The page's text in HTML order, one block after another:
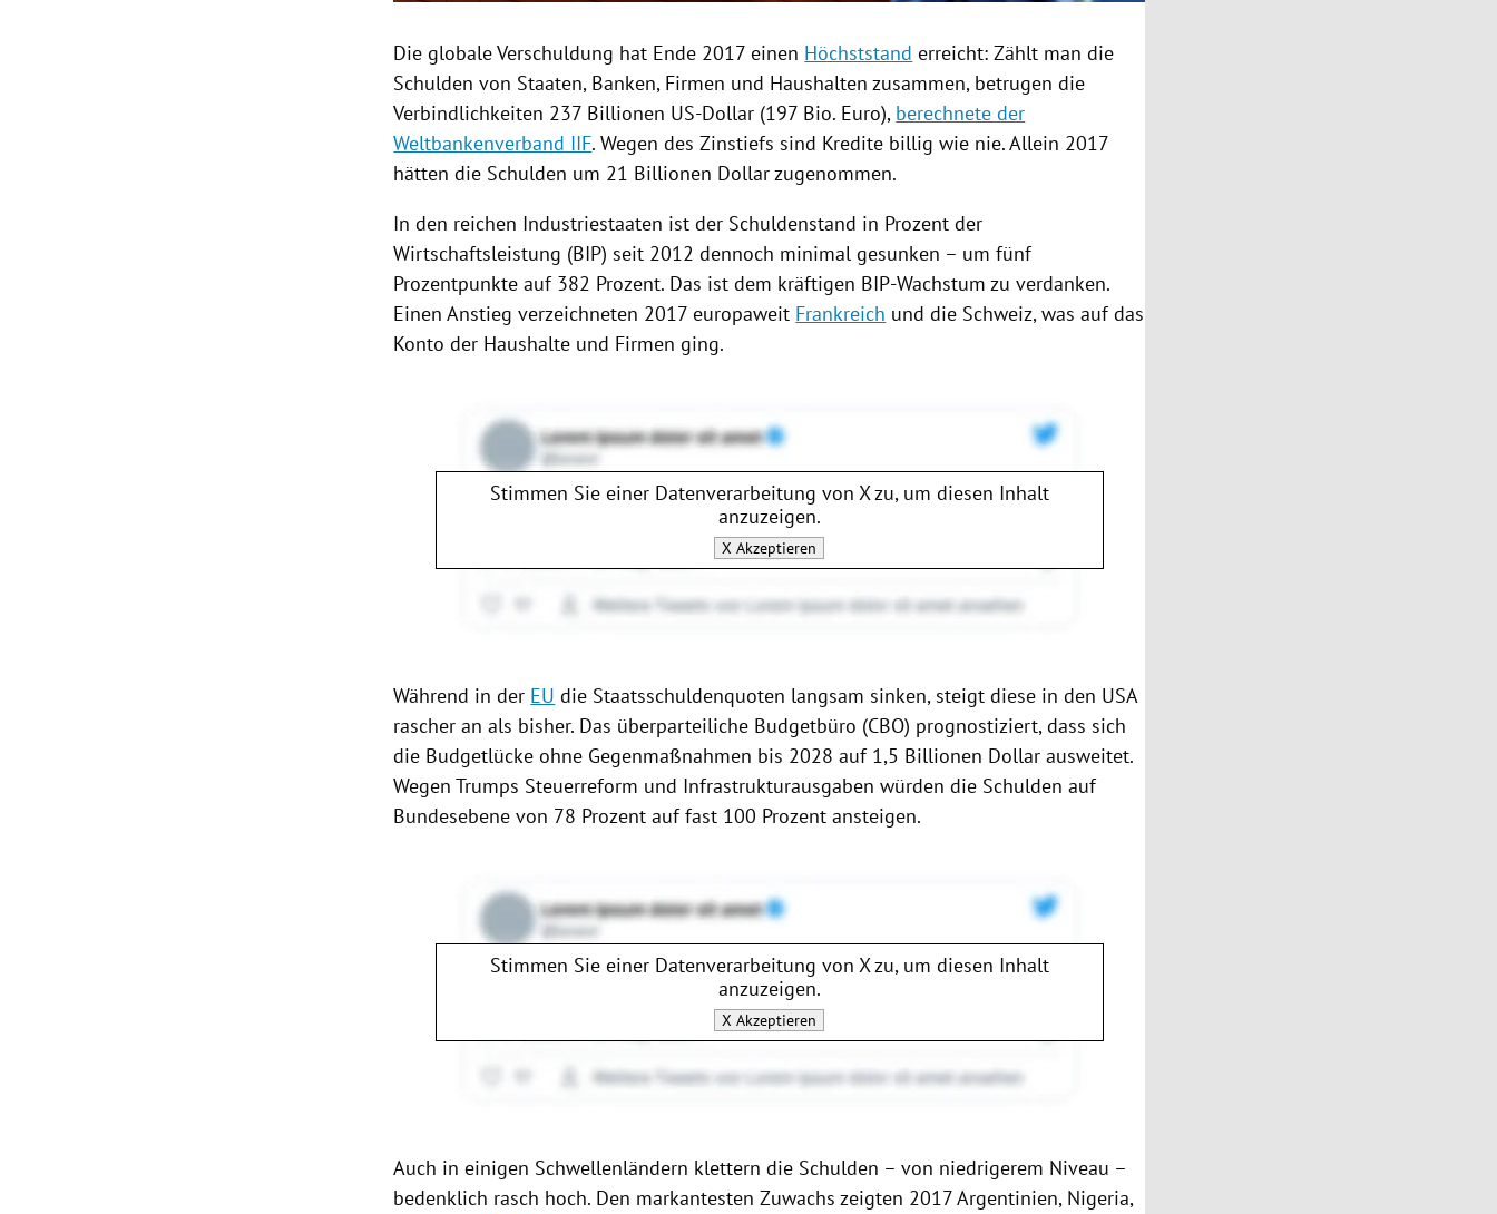
Die globale Verschuldung hat Ende 2017 einen Höchststand erreicht: Zählt man die
Schulden von Staaten, Banken, Firmen und Haushalten zusammen, betrugen die
Verbindlichkeiten 237 Billionen US-Dollar (197 Bio. Euro), berechnete der
Weltbankenverband IIF. Wegen des Zinstiefs sind Kredite billig wie nie. Allein 2017
hätten die Schulden um 21 Billionen Dollar zugenommen.
In den reichen Industriestaaten ist der Schuldenstand in Prozent der
Wirtschaftsleistung (BIP) seit 2012 dennoch minimal gesunken – um fünf
Prozentpunkte auf 382 Prozent. Das ist dem kräftigen BIP-Wachstum zu verdanken.
Einen Anstieg verzeichneten 2017 europaweit Frankreich und die Schweiz, was auf das
Konto der Haushalte und Firmen ging.
Stimmen Sie einer Datenverarbeitung von Xzu, um diesen Inhalt
anzuzeigen.
X Akzeptieren
Während in der EU die Staatsschuldenquoten langsam sinken, steigt diese in den USA
rascher an als bisher. Das überparteiliche Budgetbüro (CBO) prognostiziert, dass sich
die Budgetlücke ohne Gegenmaßnahmen bis 2028 auf 1,5 Billionen Dollar ausweitet.
Wegen Trumps Steuerreform und Infrastrukturausgaben würden die Schulden auf
Bundesebene von 78 Prozent auf fast 100 Prozent ansteigen.
Stimmen Sie einer Datenverarbeitung von Xzu, um diesen Inhalt
anzuzeigen.
X Akzeptieren
Auch in einigen Schwellenländern klettern die Schulden – von niedrigerem Niveau –
bedenklich rasch hoch. Den markantesten Zuwachs zeigten 2017Argentinien, Nigeria,